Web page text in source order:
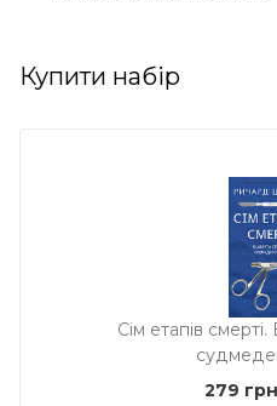
Купити набір
Сім етапів
279